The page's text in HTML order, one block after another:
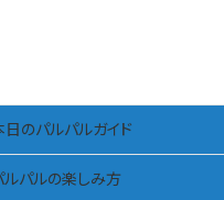
日のパルパルガイド
ルパルの楽しみ方